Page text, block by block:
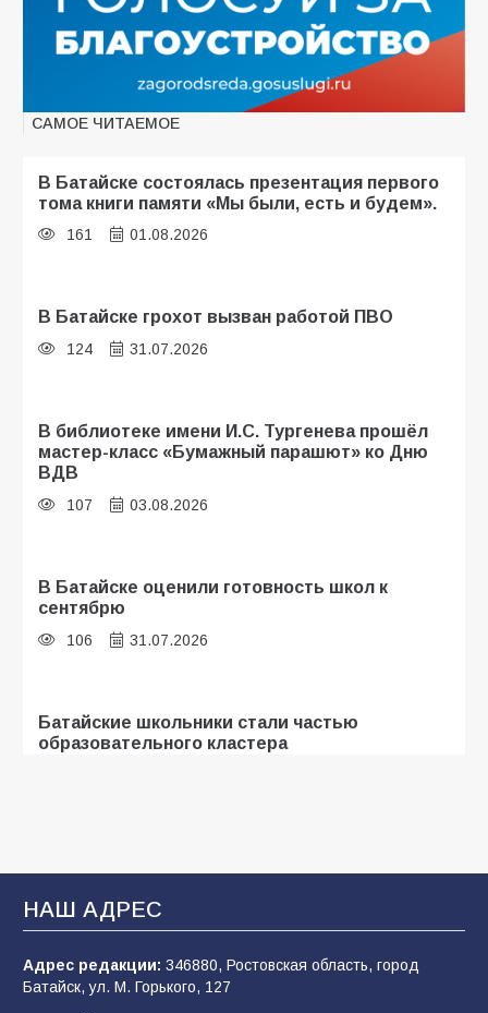
САМОЕ ЧИТАЕМОЕ
В Батайске состоялась презентация первого
тома книги памяти «Мы были, есть и будем».
161 01.08.2026
В Батайске грохот вызван работой ПВО
124 31.07.2026
В библиотеке имени И.С. Тургенева прошёл
мастер-класс «Бумажный парашют» ко Дню
ВДВ
107 03.08.2026
В Батайске оценили готовность школ к
сентябрю
106 31.07.2026
Батайские школьники стали частью
образовательного кластера
деле происходит в армии России в августе
2026 года
101 03.08.2026
НАШ АДРЕС
Адрес редакции: 346880, Ростовская область, город
Батайск, ул. М. Горького, 127